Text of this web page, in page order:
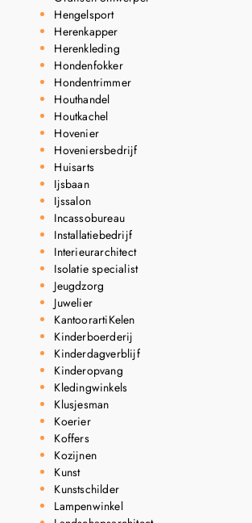
Hengelsport
Herenkapper
Herenkleding
Hondenfokker
Hondentrimmer
Houthandel
Houtkachel
Hovenier
Hoveniersbedrijf
Huisarts
Ijsbaan
Ijssalon
Incassobureau
Installatiebedrijf
Interieurarchitect
Isolatie specialist
Jeugdzorg
Juwelier
KantoorartiKelen
Kinderboerderij
Kinderdagverblijf
Kinderopvang
Kledingwinkels
Klusjesman
Koerier
Koffers
Kozijnen
Kunst
Kunstschilder
Lampenwinkel